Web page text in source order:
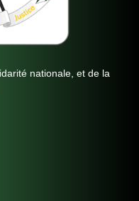
nationale, et de la